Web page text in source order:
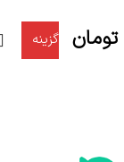
تومان
گزینه